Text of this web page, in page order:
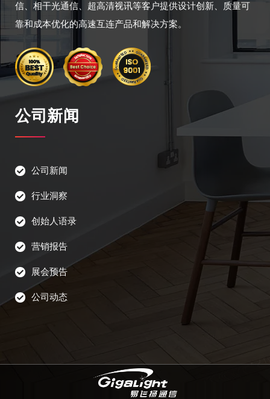
信、相干光通信、超高清视讯等客户提供设计创新、质量可
靠和成本优化的高速互连产品和解决方案。
公司新闻
公司新闻
行业洞察
创始人语录
营销报告
展会预告
公司动态